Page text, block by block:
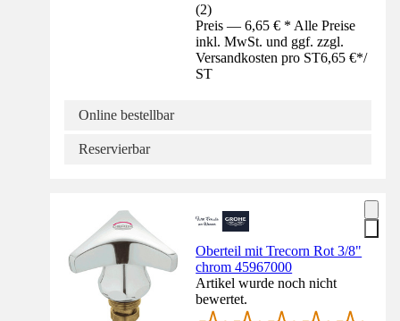
(2)
Preis — 6,65 € * Alle Preise
inkl. MwSt. und ggf. zzgl.
Versandkosten pro ST6,65 €*/
ST
Online bestellbar
Reservierbar
Oberteil mit Trecorn Rot 3/8"
chrom 45967000
Artikel wurde noch nicht
bewertet.